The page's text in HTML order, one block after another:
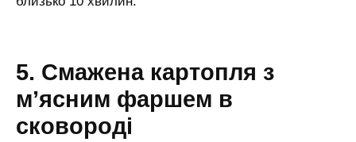
5. Смажена картопля з
м’ясним фаршем в
сковороді